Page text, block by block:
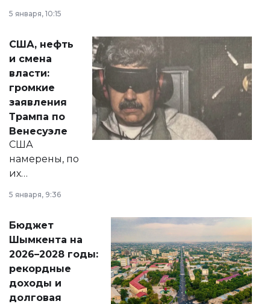
сразу несколько
актуальных тем —
от слухов о
политических
реформах до
вопросов армии,
экономики и
личного здоровья.
5 января, 10:15
США, нефть
и смена
власти:
громкие
заявления
Трампа по
Венесуэле
США
намерены, по
их
принести
народу
Венесуэлы.
5 января, 9:36
Бюджет
Шымкента на
2026–2028 годы:
рекордные
доходы и
долговая